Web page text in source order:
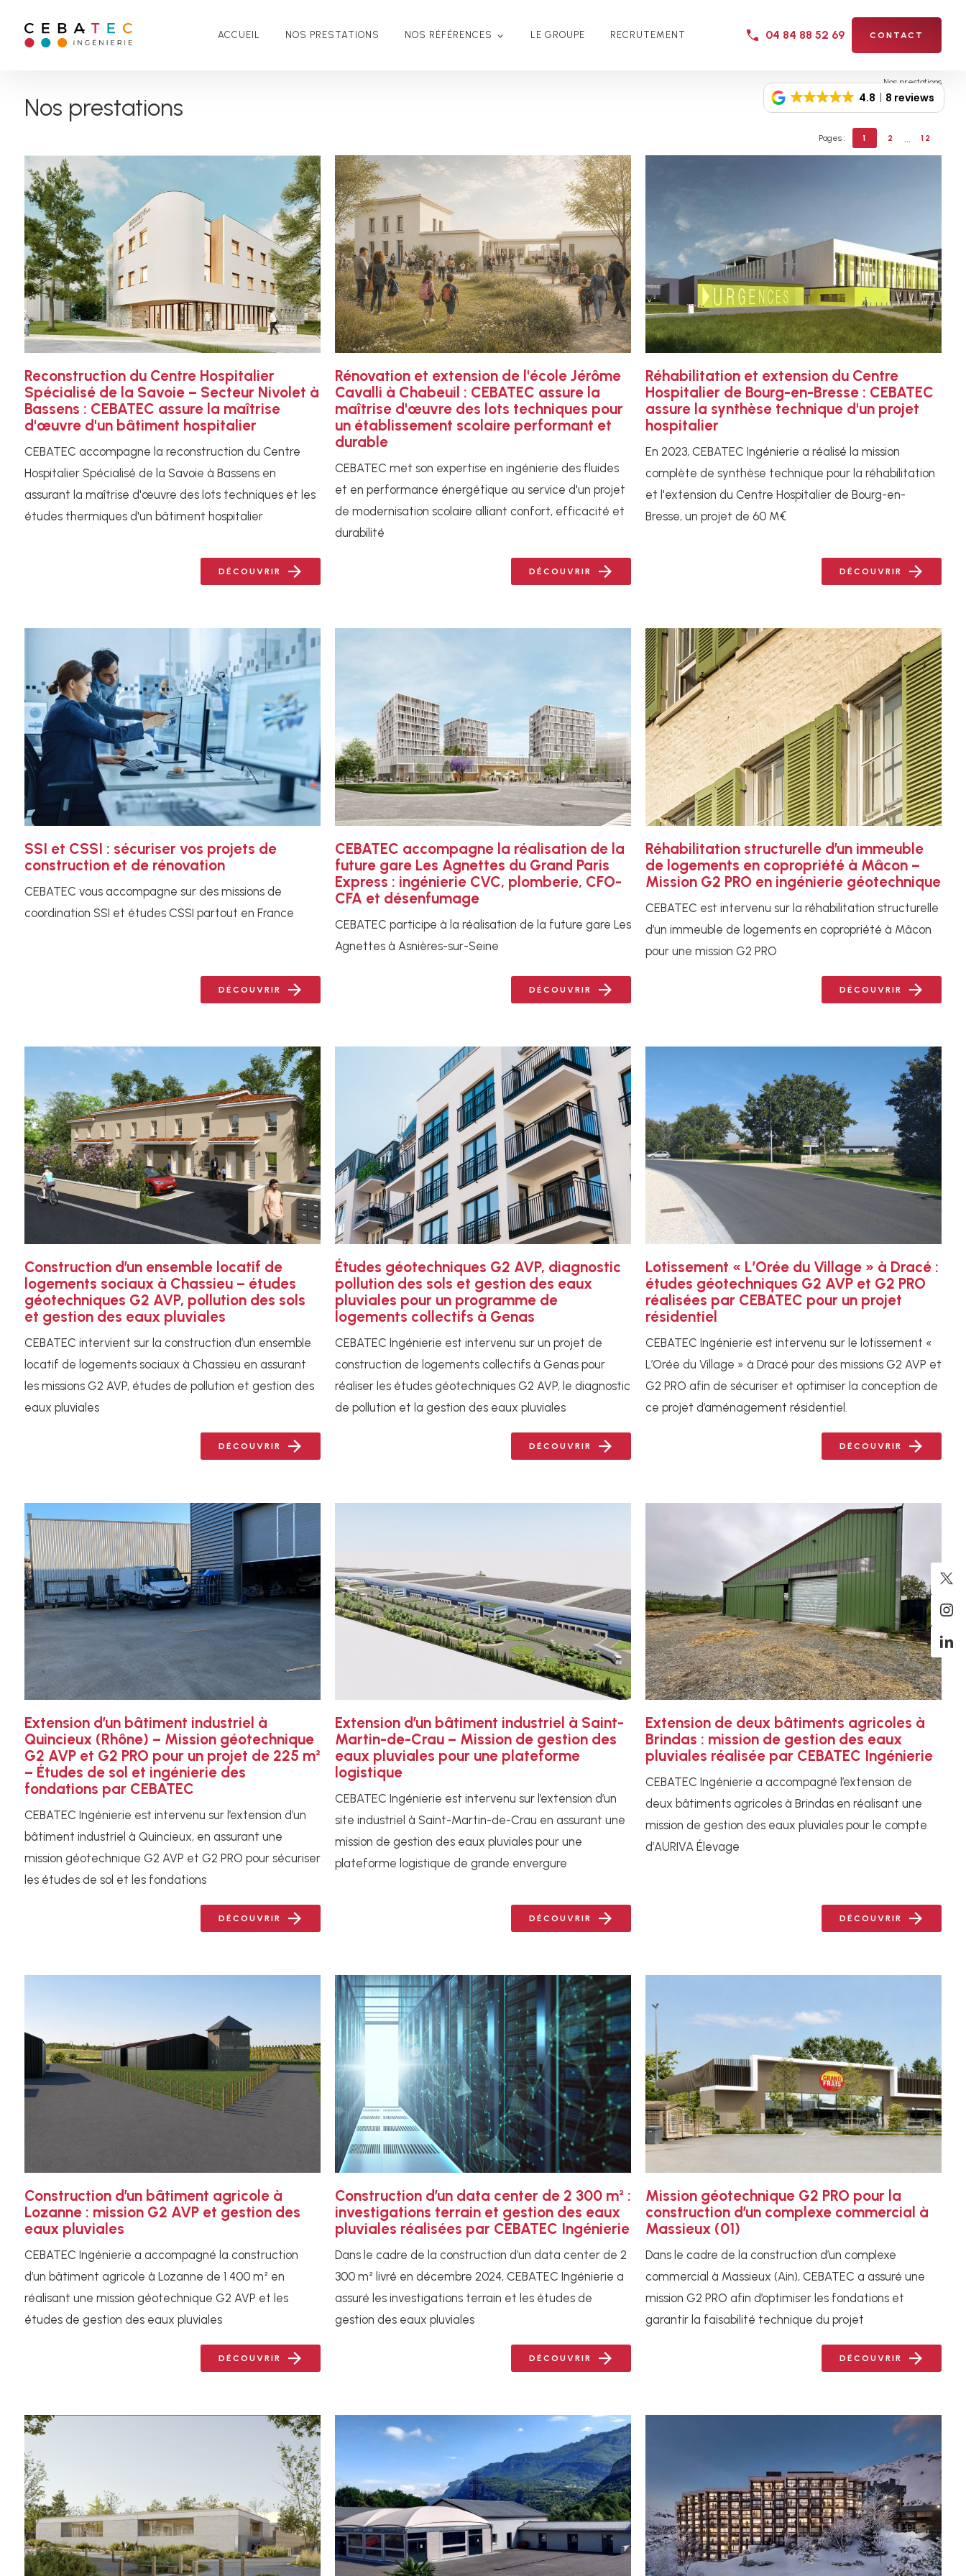
ACCUEIL NOS PRESTATIONS NOS RÉFÉRENCES LE GROUPE RECRUTEMENT 04 84 88 52 69 CONTACT
4.8 8 reviews
Nos prestations
Nos prestations
Pages : 1 2 ... 12
Reconstruction du Centre Hospitalier
Spécialisé de la Savoie – Secteur Nivolet à
Bassens : CEBATEC assure la maîtrise
d'œuvre d'un bâtiment hospitalier
CEBATEC accompagne la reconstruction du Centre
Hospitalier Spécialisé de la Savoie à Bassens en
assurant la maîtrise d'œuvre des lots techniques et les
études thermiques d'un bâtiment hospitalier
DÉCOUVRIR
Rénovation et extension de l'école Jérôme
Cavalli à Chabeuil : CEBATEC assure la
maîtrise d'œuvre des lots techniques pour
un établissement scolaire performant et
durable
CEBATEC met son expertise en ingénierie des fluides
et en performance énergétique au service d'un projet
de modernisation scolaire alliant confort, efficacité et
durabilité
DÉCOUVRIR
Réhabilitation et extension du Centre
Hospitalier de Bourg-en-Bresse : CEBATEC
assure la synthèse technique d'un projet
hospitalier
En 2023, CEBATEC Ingénierie a réalisé la mission
complète de synthèse technique pour la réhabilitation
et l'extension du Centre Hospitalier de Bourg-en-
Bresse, un projet de 60 M€
DÉCOUVRIR
SSI et CSSI : sécuriser vos projets de
construction et de rénovation
CEBATEC vous accompagne sur des missions de
coordination SSI et études CSSI partout en France
DÉCOUVRIR
CEBATEC accompagne la réalisation de la
future gare Les Agnettes du Grand Paris
Express : ingénierie CVC, plomberie, CFO-
CFA et désenfumage
CEBATEC participe à la réalisation de la future gare Les
Agnettes à Asnières-sur-Seine
DÉCOUVRIR
Réhabilitation structurelle d’un immeuble
de logements en copropriété à Mâcon –
Mission G2 PRO en ingénierie géotechnique
CEBATEC est intervenu sur la réhabilitation structurelle
d’un immeuble de logements en copropriété à Mâcon
pour une mission G2 PRO
DÉCOUVRIR
Construction d’un ensemble locatif de
logements sociaux à Chassieu – études
géotechniques G2 AVP, pollution des sols
et gestion des eaux pluviales
CEBATEC intervient sur la construction d’un ensemble
locatif de logements sociaux à Chassieu en assurant
les missions G2 AVP, études de pollution et gestion des
eaux pluviales
DÉCOUVRIR
Études géotechniques G2 AVP, diagnostic
pollution des sols et gestion des eaux
pluviales pour un programme de
logements collectifs à Genas
CEBATEC Ingénierie est intervenu sur un projet de
construction de logements collectifs à Genas pour
réaliser les études géotechniques G2 AVP, le diagnostic
de pollution et la gestion des eaux pluviales
DÉCOUVRIR
Lotissement « L’Orée du Village » à Dracé :
études géotechniques G2 AVP et G2 PRO
réalisées par CEBATEC pour un projet
résidentiel
CEBATEC Ingénierie est intervenu sur le lotissement «
L’Orée du Village » à Dracé pour des missions G2 AVP et
G2 PRO afin de sécuriser et optimiser la conception de
ce projet d’aménagement résidentiel.
DÉCOUVRIR
Extension d’un bâtiment industriel à
Quincieux (Rhône) – Mission géotechnique
G2 AVP et G2 PRO pour un projet de 225 m²
– Études de sol et ingénierie des
fondations par CEBATEC
CEBATEC Ingénierie est intervenu sur l’extension d’un
bâtiment industriel à Quincieux, en assurant une
mission géotechnique G2 AVP et G2 PRO pour sécuriser
les études de sol et les fondations
DÉCOUVRIR
Extension d’un bâtiment industriel à Saint-
Martin-de-Crau – Mission de gestion des
eaux pluviales pour une plateforme
logistique
CEBATEC Ingénierie est intervenu sur l’extension d’un
site industriel à Saint-Martin-de-Crau en assurant une
mission de gestion des eaux pluviales pour une
plateforme logistique de grande envergure
DÉCOUVRIR
Extension de deux bâtiments agricoles à
Brindas : mission de gestion des eaux
pluviales réalisée par CEBATEC Ingénierie
CEBATEC Ingénierie a accompagné l’extension de
deux bâtiments agricoles à Brindas en réalisant une
mission de gestion des eaux pluviales pour le compte
d’AURIVA Élevage
DÉCOUVRIR
Construction d’un bâtiment agricole à
Lozanne : mission G2 AVP et gestion des
eaux pluviales
CEBATEC Ingénierie a accompagné la construction
d’un bâtiment agricole à Lozanne de 1 400 m² en
réalisant une mission géotechnique G2 AVP et les
études de gestion des eaux pluviales
DÉCOUVRIR
Construction d’un data center de 2 300 m² :
investigations terrain et gestion des eaux
pluviales réalisées par CEBATEC Ingénierie
Dans le cadre de la construction d’un data center de 2
300 m² livré en décembre 2024, CEBATEC Ingénierie a
assuré les investigations terrain et les études de
gestion des eaux pluviales
DÉCOUVRIR
Mission géotechnique G2 PRO pour la
construction d’un complexe commercial à
Massieux (01)
Dans le cadre de la construction d’un complexe
commercial à Massieux (Ain), CEBATEC a assuré une
mission G2 PRO afin d’optimiser les fondations et
garantir la faisabilité technique du projet
DÉCOUVRIR